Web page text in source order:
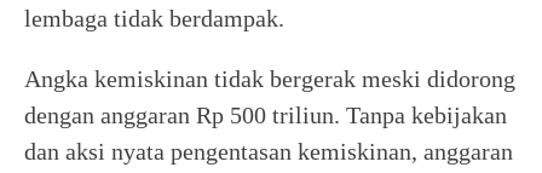
lembaga tidak berdampak.
Angka kemiskinan tidak bergerak meski didorong
dengan anggaran Rp 500 triliun. Tanpa kebijakan
dan aksi nyata pengentasan kemiskinan, anggaran